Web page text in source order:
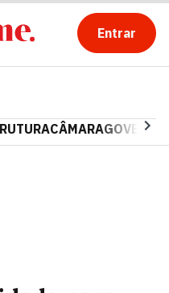
Entrar
CÂMARAGOVERNO